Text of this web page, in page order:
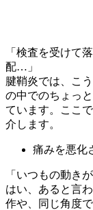
「検査を受けて
配…」
腱鞘炎では、こ
の中でのちょっ
ています。ここ
介します。
痛みを悪化
「いつもの動き
はい、あると言
作や、同じ角度